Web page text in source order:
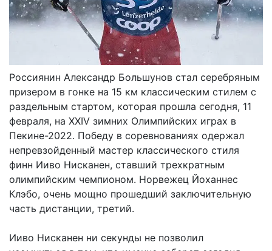
Россиянин Александр Большунов стал серебряным
призером в гонке на 15 км классическим стилем с
раздельным стартом, которая прошла сегодня, 11
февраля, на XXIV зимних Олимпийских играх в
Пекине-2022. Победу в соревнованиях одержал
непревзойденный мастер классического стиля
финн Ииво Нисканен, ставший трехкратным
олимпийским чемпионом. Норвежец Йоханнес
Клэбо, очень мощно прошедший заключительную
часть дистанции, третий.
Ииво Нисканен ни секунды не позволил